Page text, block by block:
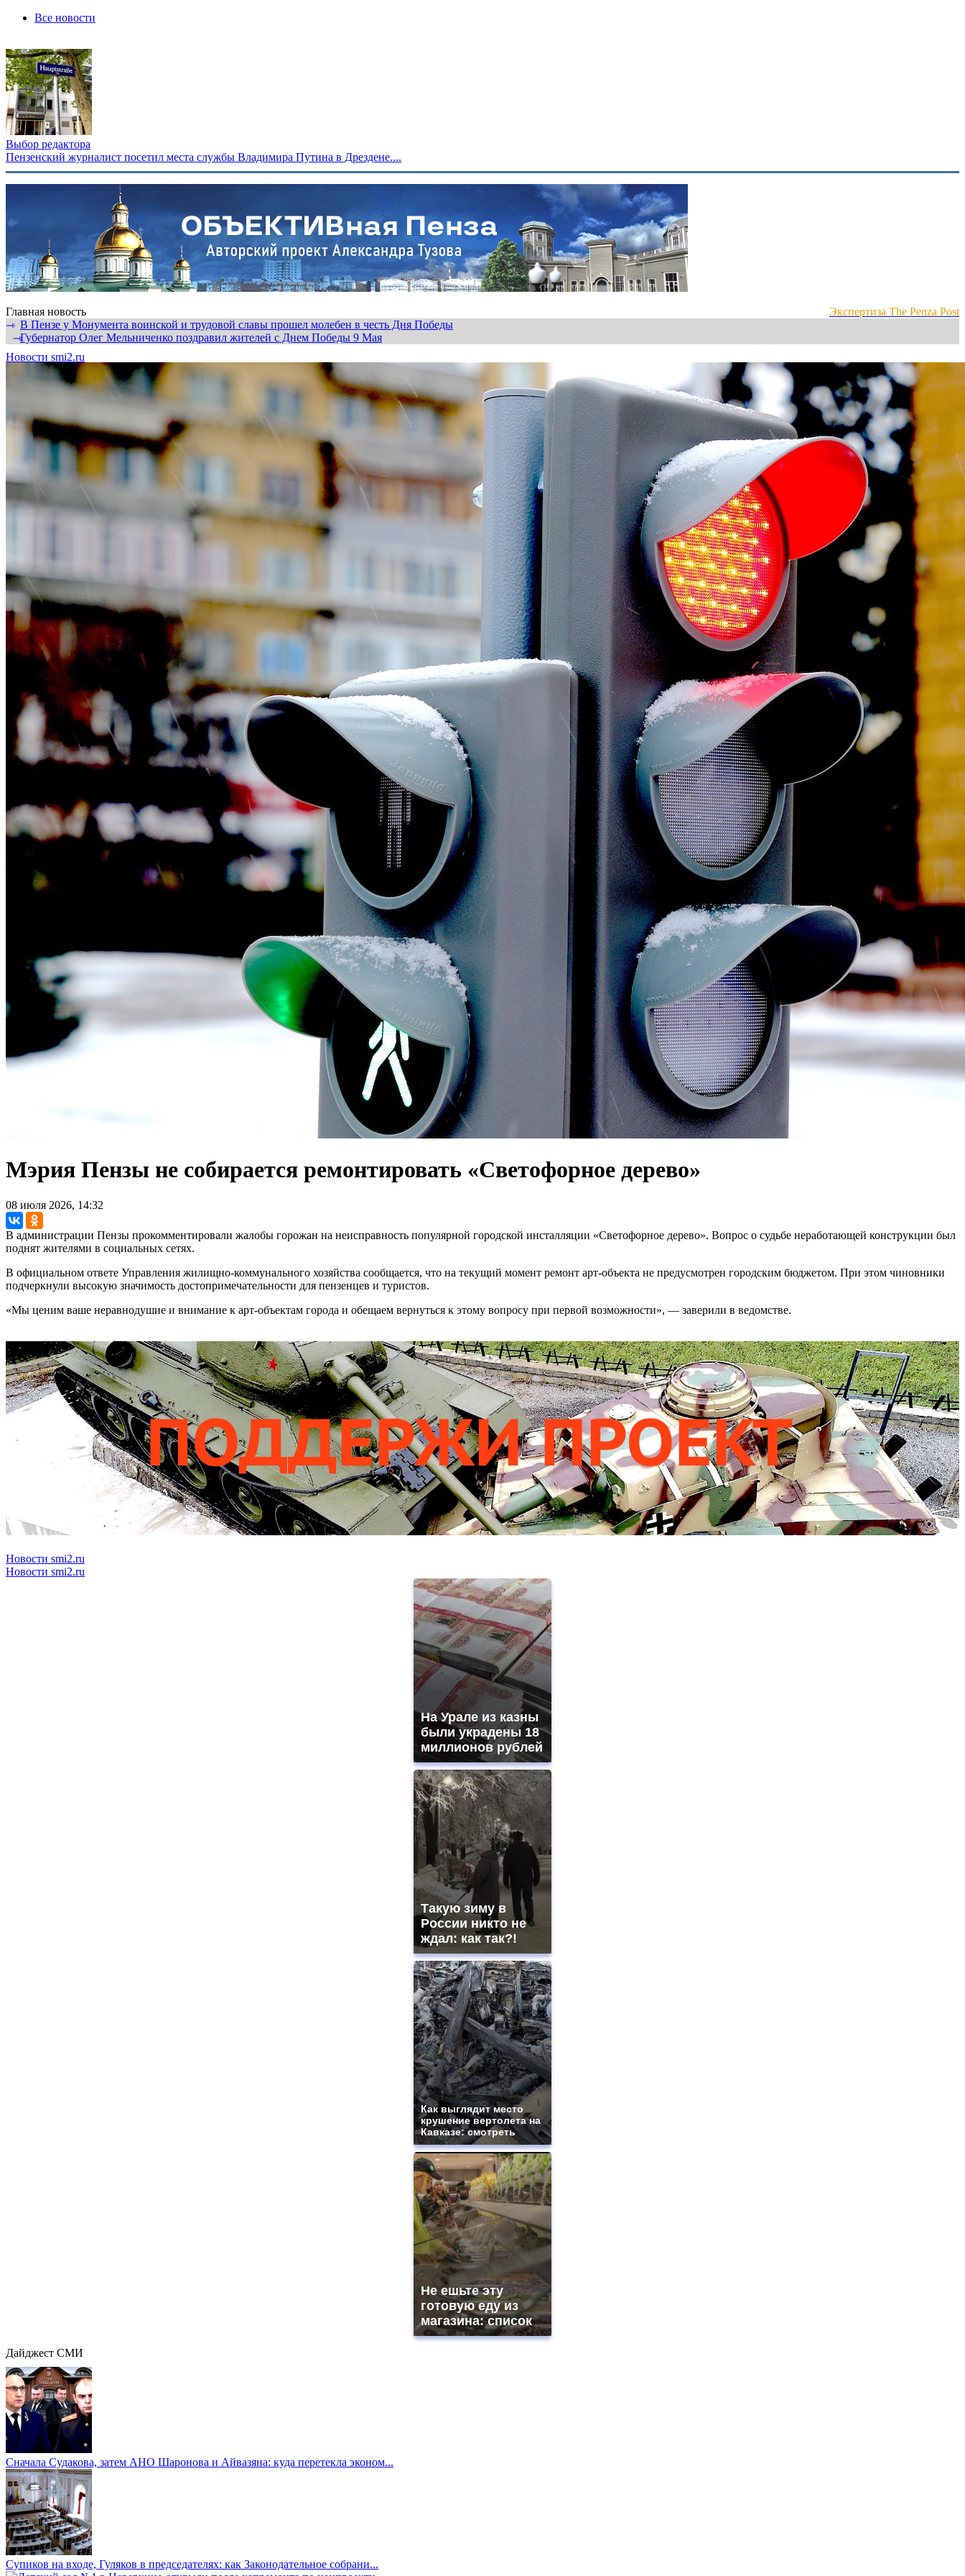
Все новости
Выбор редактора
Пензенский журналист посетил места службы Владимира Путина в Дрездене....
Главная новость
Экспертиза The Penza Post
⇾ В Пензе у Монумента воинской и трудовой славы прошел молебен в честь Дня Победы
⇾Губернатор Олег Мельниченко поздравил жителей с Днем Победы 9 Мая
Новости smi2.ru
Мэрия Пензы не собирается ремонтировать «Светофорное дерево»
08 июля 2026, 14:32
В администрации Пензы прокомментировали жалобы горожан на неисправность популярной городской инсталляции «Светофорное дерево». Вопрос о судьбе неработающей конструкции был
поднят жителями в социальных сетях.
В официальном ответе Управления жилищно-коммунального хозяйства сообщается, что на текущий момент ремонт арт-объекта не предусмотрен городским бюджетом. При этом чиновники
подчеркнули высокую значимость достопримечательности для пензенцев и туристов.
«Мы ценим ваше неравнодушие и внимание к арт-объектам города и обещаем вернуться к этому вопросу при первой возможности», — заверили в ведомстве.
Новости smi2.ru
Новости smi2.ru
На Урале из казны
были украдены 18
миллионов рублей
Такую зиму в
России никто не
ждал: как так?!
Как выглядит место
крушение вертолета на
Кавказе: смотреть
Не ешьте эту
готовую еду из
магазина: список
Дайджест СМИ
Сначала Судакова, затем АНО Шаронова и Айвазяна: куда перетекла эконом...
Супиков на входе, Гуляков в председателях: как Законодательное собрани...